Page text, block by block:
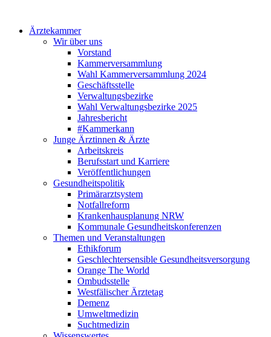
Ärztekammer
Wir über uns
Vorstand
Kammerversammlung
Wahl Kammerversammlung 2024
Geschäftsstelle
Verwaltungsbezirke
Wahl Verwaltungsbezirke 2025
Jahresbericht
#Kammerkann
Junge Ärztinnen & Ärzte
Arbeitskreis
Berufsstart und Karriere
Veröffentlichungen
Gesundheitspolitik
Primärarztsystem
Notfallreform
Krankenhausplanung NRW
Kommunale Gesundheitskonferenzen
Themen und Veranstaltungen
Ethikforum
Geschlechtersensible Gesundheitsversorgung
Orange The World
Ombudsstelle
Westfälischer Ärztetag
Demenz
Umweltmedizin
Suchtmedizin